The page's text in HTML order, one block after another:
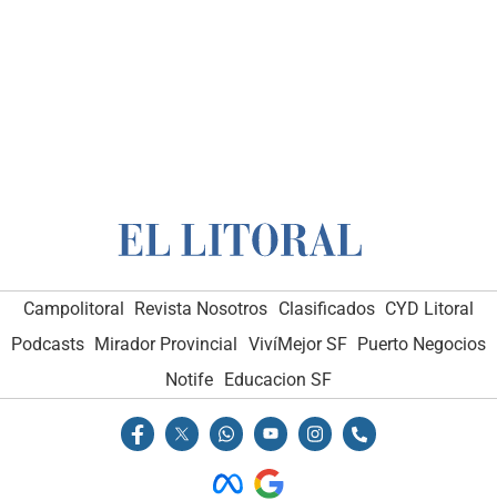
Campolitoral Revista Nosotros Clasificados CYD Litoral
Podcasts Mirador Provincial VivíMejor SF Puerto Negocios
Notife
Educacion SF